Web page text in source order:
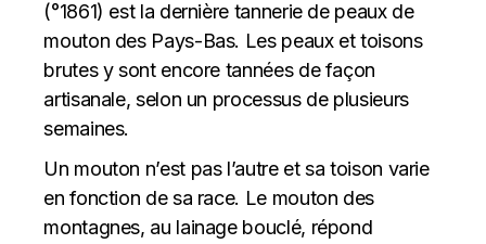
(°1861) est la dernière tannerie de peaux de
mouton des Pays-Bas. Les peaux et toisons
brutes y sont encore tannées de façon
artisanale, selon un processus de plusieurs
semaines.
Un mouton n’est pas l’autre et sa toison varie
en fonction de sa race. Le mouton des
montagnes, au lainage bouclé, répond